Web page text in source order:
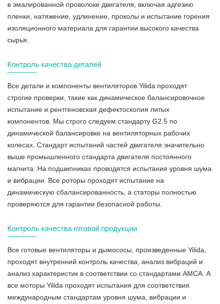
в эмалированной проволоке двигателя, включая адгезию
пленки, натяжение, удлинение, проколы и испытание горения
изоляционного материала для гарантии высокого качества
сырья.
Контроль качества деталей
Все детали и компоненты вентиляторов Yilida проходят
строгие проверки, такие как динамическое балансировочное
испытание и рентгеновская дефектоскопия литых
компонентов. Мы строго следуем стандарту G2.5 по
динамической балансировке на вентиляторных рабочих
колесах. Стандарт испытаний частей двигателя значительно
выше промышленного стандарта двигателя постоянного
магнита. На подшипниках проводятся испытания уровня шума
и вибрации. Все роторы проходят испытание на
динамическую сбалансированность, а статоры полностью
проверяются для гарантии безопасной работы.
Контроль качества готовой продукции
Все готовые вентиляторы и дымососы, произведенные Yilida,
проходят внутренний контроль качества, анализ вибраций и
анализ характеристик в соответствии со стандартами AMCA. А
все моторы Yilida проходят испытания для соответствия
международным стандартам уровня шума, вибрации и